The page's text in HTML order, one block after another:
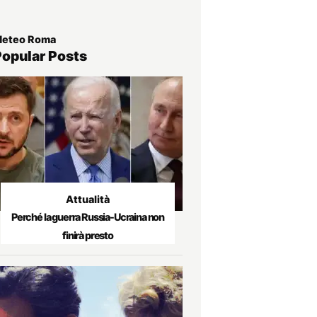
Roma
Posts
Attualità
Perché la guerra Russia-Ucraina non
finirà presto